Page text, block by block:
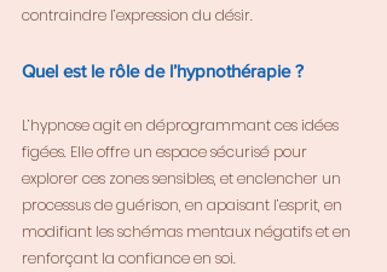
contraindre l’expression du désir.
Quel est le rôle de l’hypnothérapie ?
L’hypnose agit en déprogrammant ces idées
figées. Elle offre un espace sécurisé pour
explorer ces zones sensibles, et enclencher un
processus de guérison, en apaisant l’esprit, en
modifiant les schémas mentaux négatifs et en
renforçant la confiance en soi.